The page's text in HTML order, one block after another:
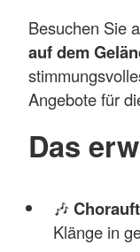
Besuchen Sie
auf dem
Angebote für
Das
🎶
Klänge in